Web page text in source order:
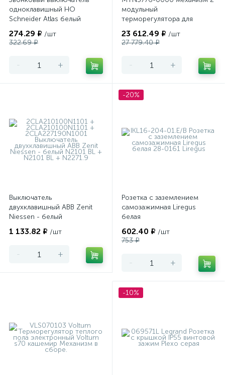
одноклавишный НО
Schneider Atlas белый
274.29 ₽ /шт
322.69 ₽
- +
модульный
терморегулятора для
программируемый Merten
23 612.49 ₽ /шт
27 779.40 ₽
- +
Выключатель
двухклавишный ABB Zenit
Niessen - белый
1 133.82 ₽ /шт
- +
-20%
Розетка с заземлением
самозажимная Liregus
белая
602.40 ₽ /шт
753 ₽
- +
-10%